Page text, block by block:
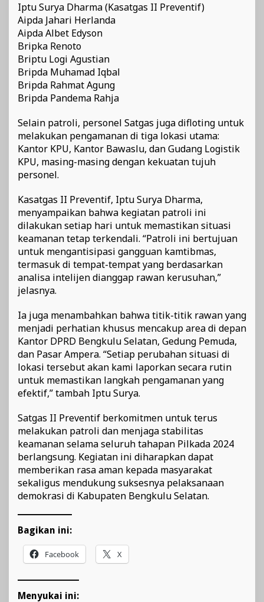
Iptu Surya Dharma (Kasatgas II Preventif)
Aipda Jahari Herlanda
Aipda Albet Edyson
Bripka Renoto
Briptu Logi Agustian
Bripda Muhamad Iqbal
Bripda Rahmat Agung
Bripda Pandema Rahja
Selain patroli, personel Satgas juga difloting untuk
melakukan pengamanan di tiga lokasi utama:
Kantor KPU, Kantor Bawaslu, dan Gudang Logistik
KPU, masing-masing dengan kekuatan tujuh
personel.
Kasatgas II Preventif, Iptu Surya Dharma,
menyampaikan bahwa kegiatan patroli ini
dilakukan setiap hari untuk memastikan situasi
keamanan tetap terkendali. “Patroli ini bertujuan
untuk mengantisipasi gangguan kamtibmas,
termasuk di tempat-tempat yang berdasarkan
analisa intelijen dianggap rawan kerusuhan,”
jelasnya.
Ia juga menambahkan bahwa titik-titik rawan yang
menjadi perhatian khusus mencakup area di depan
Kantor DPRD Bengkulu Selatan, Gedung Pemuda,
dan Pasar Ampera. “Setiap perubahan situasi di
lokasi tersebut akan kami laporkan secara rutin
untuk memastikan langkah pengamanan yang
efektif,” tambah Iptu Surya.
Satgas II Preventif berkomitmen untuk terus
melakukan patroli dan menjaga stabilitas
keamanan selama seluruh tahapan Pilkada 2024
berlangsung. Kegiatan ini diharapkan dapat
memberikan rasa aman kepada masyarakat
sekaligus mendukung suksesnya pelaksanaan
demokrasi di Kabupaten Bengkulu Selatan.
Bagikan ini:
Facebook X
Menyukai ini: